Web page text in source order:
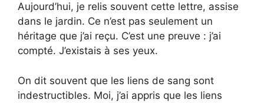
Aujourd’hui, je relis souvent cette lettre, assise
dans le jardin. Ce n’est pas seulement un
héritage que j’ai reçu. C’est une preuve : j’ai
compté. J’existais à ses yeux.
On dit souvent que les liens de sang sont
indestructibles. Moi, j’ai appris que les liens